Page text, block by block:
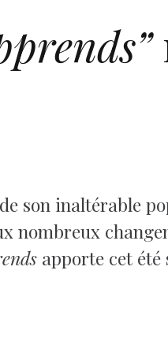
son inaltérable
nombreux
apporte cet été